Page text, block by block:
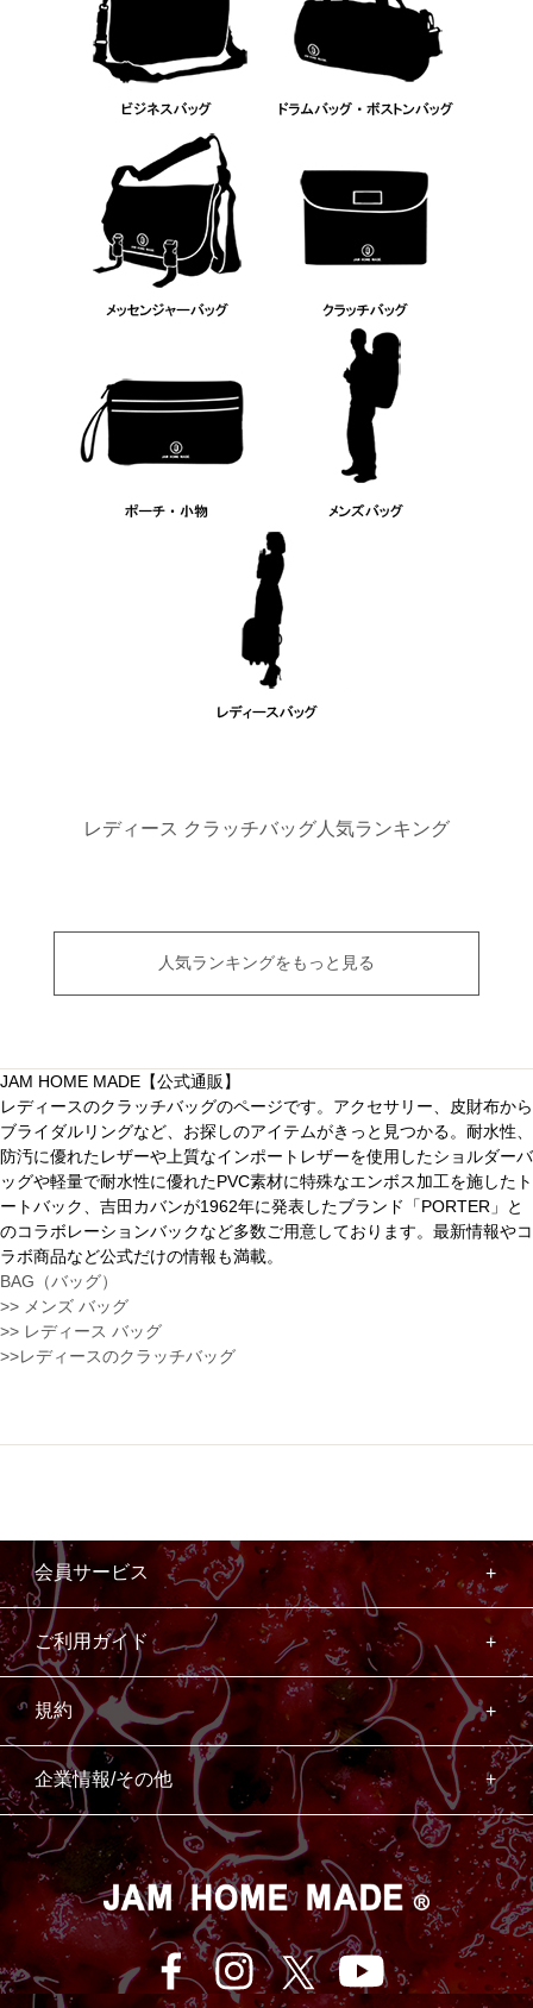
レディース クラッチバッグ人気ランキング
人気ランキングをもっと見る
JAM HOME MADE【公式通販】
レディースのクラッチバッグのページです。アクセサリー、皮財布から
ブライダルリングなど、お探しのアイテムがきっと見つかる。耐水性、
防汚に優れたレザーや上質なインポートレザーを使用したショルダーバ
ッグや軽量で耐水性に優れたPVC素材に特殊なエンボス加工を施したト
ートバック、吉田カバンが1962年に発表したブランド「PORTER」と
のコラボレーションバックなど多数ご用意しております。最新情報やコ
ラボ商品など公式だけの情報も満載。
BAG（バッグ）
>> メンズ バッグ
>> レディース バッグ
>>レディースのクラッチバッグ
会員サービス
ご利用ガイド
規約
企業情報/その他